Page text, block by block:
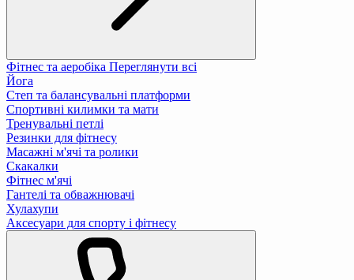
Фітнес та аеробіка Переглянути всі
Йога
Степ та балансувальні платформи
Спортивні килимки та мати
Тренувальні петлі
Резинки для фітнесу
Масажні м'ячі та ролики
Скакалки
Фітнес м'ячі
Гантелі та обважнювачі
Хулахупи
Аксесуари для спорту і фітнесу